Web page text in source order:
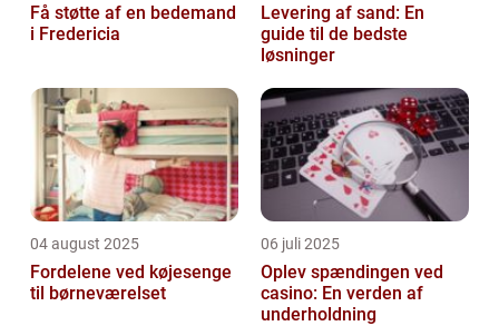
Få støtte af en bedemand
i Fredericia
Levering af sand: En
guide til de bedste
løsninger
04 august 2025
Fordelene ved køjesenge
til børneværelset
06 juli 2025
Oplev spændingen ved
casino: En verden af
underholdning